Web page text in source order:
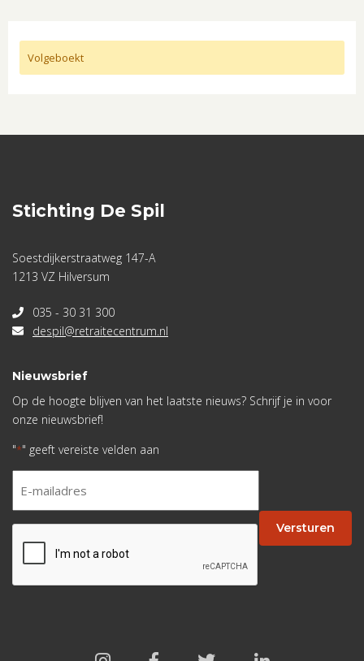
Volgeboekt
Stichting De Spil
Soestdijkerstraatweg 147-A
1213 VZ Hilversum
035 - 30 31 300
despil@retraitecentrum.nl
Nieuwsbrief
Op de hoogte blijven van het laatste nieuws? Schrijf je in voor
onze nieuwsbrief!
"*" geeft vereiste velden aan
* Versturen